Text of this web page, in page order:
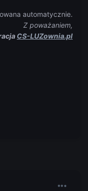
automatycznie.
Z poważaniem,
CS-LUZownia.pl